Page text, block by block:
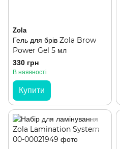
Zola
Гель для брів Zola Brow
Power Gel 5 мл
330 грн
В наявності
Купити